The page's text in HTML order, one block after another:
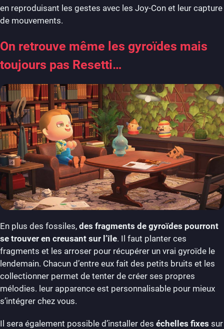
en reproduisant les gestes avec les Joy-Con et leur capture
de mouvements.
On retrouve même les gyroïdes mais
toujours pas Resetti…
En plus des fossiles, des fragments de gyroïdes pourront
se trouver en creusant sur l’île. Il faut planter ces
fragments et les arroser pour récupérer un vrai gyroïde le
lendemain. Chacun d’entre eux fait des petits bruits et les
collectionner permet de tenter de créer ses propres
mélodies. leur apparence est personnalisable pour mieux
s’intégrer chez vous.
Il sera également possible d’installer des échelles fixes sur